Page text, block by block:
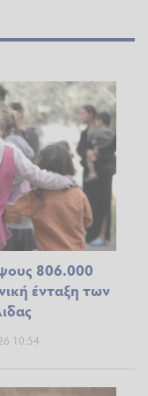
806.000
ένταξη των
10:54